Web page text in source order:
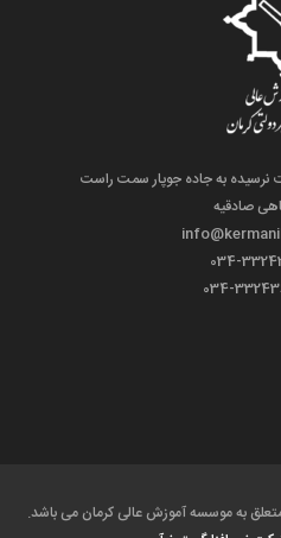
نرسیده به جاده جوپار سمت راست
صادقیه
به موسسه آموزش عالی کرمان می باشد.